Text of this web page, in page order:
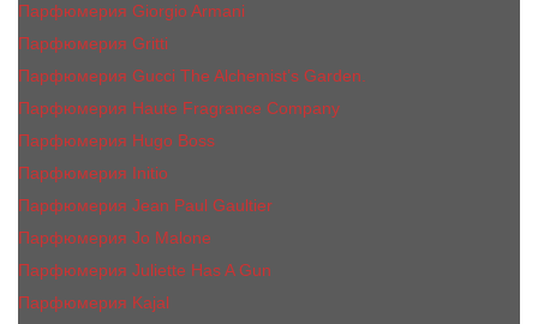
Парфюмерия Giorgio Armani
Парфюмерия Gritti
Парфюмерия Gucci The Alchemist’s Garden.
Парфюмерия Haute Fragrance Company
Парфюмерия Hugo Boss
Парфюмерия Initio
Парфюмерия Jean Paul Gaultier
Парфюмерия Jо Malоnе
Парфюмерия Juliette Has A Gun
Парфюмерия Kajal